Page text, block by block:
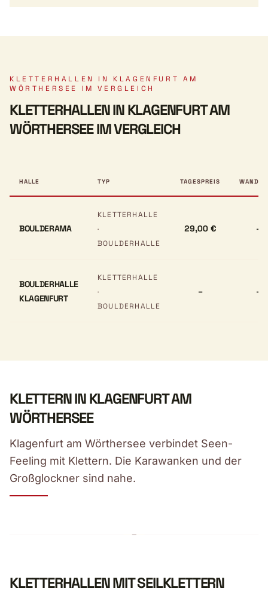
KLETTERHALLEN IN KLAGENFURT AM
WÖRTHERSEE IM VERGLEICH
KLETTERHALLEN IN KLAGENFURT AM
WÖRTHERSEE IM VERGLEICH
HALLE TYP TAGESPREIS
BOULDERAMA
KLETTERHALLE
·
BOULDERHALLE
29,00 € –
BOULDERHALLE
KLAGENFURT
KLETTERHALLE
·
BOULDERHALLE
– –
KLETTERN IN KLAGENFURT AM
WÖRTHERSEE
Klagenfurt am Wörthersee verbindet Seen-
Feeling mit Klettern. Die Karawanken und der
Großglockner sind nahe.
KLETTERHALLEN MIT SEILKLETTERN